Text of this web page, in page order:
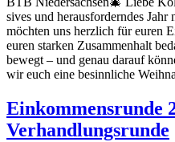
sives und heraus­for­derndes
möchten uns herz­lich für euren
euren starken Zusam­men­halt
bewegt – und genau darauf
wir euch eine besinn­liche
Einkom­mens­runde
Verhandlungsrunde